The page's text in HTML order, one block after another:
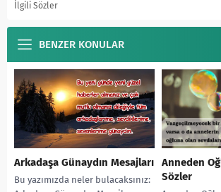
İlgili Sözler
BENZER KONULAR
Arkadaşa Günaydın Mesajları
Bu yazımızda neler bulacaksınız:
Anneden
Sözler